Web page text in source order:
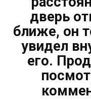
дверь
ближе, он
увидел
его.